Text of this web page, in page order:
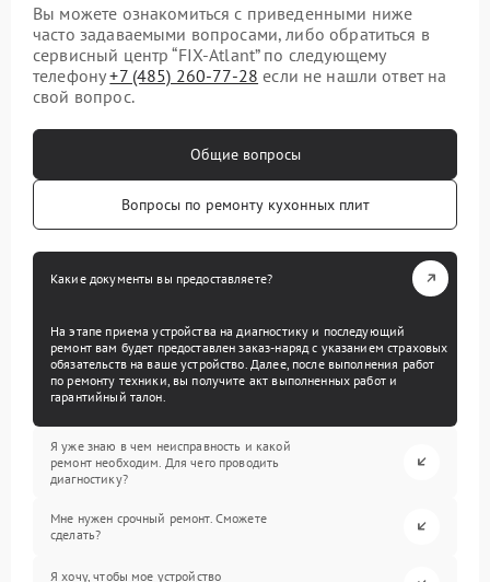
Вы можете ознакомиться с приведенными ниже
часто задаваемыми вопросами, либо обратиться в
сервисный центр “FIX-Atlant” по следующему
телефону+7 (485) 260-77-28 если не нашли ответ на
свой вопрос.
Общие вопросы
Вопросы по ремонту кухонных плит
Какие документы вы предоставляете?
На этапе приема устройства на диагностику и последующий
ремонт вам будет предоставлен заказ-наряд с указанием страховых
обязательств на ваше устройство. Далее, после выполнения работ
по ремонту техники, вы получите акт выполненных работ и
гарантийный талон.
Я уже знаю в чем неисправность и какой
ремонт необходим. Для чего проводить
диагностику?
Мне нужен срочный ремонт. Сможете
сделать?
Я хочу, чтобы мое устройство